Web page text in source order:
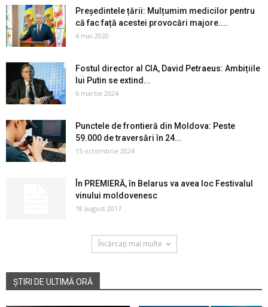
Președintele țării: Mulțumim medicilor pentru
că fac față acestei provocări majore....
4 mai 2020
Fostul director al CIA, David Petraeus: Ambițiile
lui Putin se extind...
6 martie 2024
Punctele de frontieră din Moldova: Peste
59.000 de traversări în 24...
15 octombrie 2024
În PREMIERĂ, în Belarus va avea loc Festivalul
vinului moldovenesc
18 august 2017
Încărcați mai multe
ȘTIRI DE ULTIMĂ ORĂ